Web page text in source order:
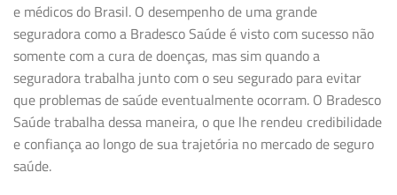
e médicos do Brasil. O desempenho de uma grande
seguradora como a Bradesco Saúde é visto com sucesso não
somente com a cura de doenças, mas sim quando a
seguradora trabalha junto com o seu segurado para evitar
que problemas de saúde eventualmente ocorram. O Bradesco
Saúde trabalha dessa maneira, o que lhe rendeu credibilidade
e confiança ao longo de sua trajetória no mercado de seguro
saúde.